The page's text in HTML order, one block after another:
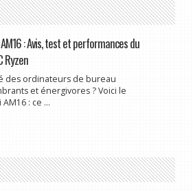
: Avis, test et performances du
Ryzen
des ordinateurs de bureau
et énergivores ? Voici le
AM16 : ce ...